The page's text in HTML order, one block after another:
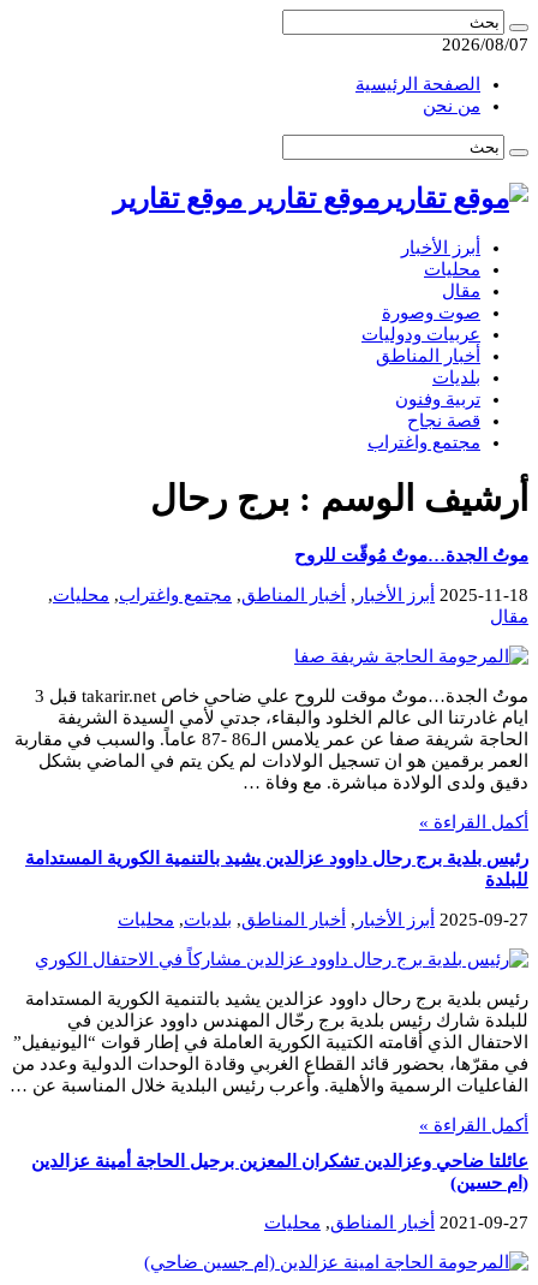
2026/08/07
الصفحة الرئيسية
من نحن
موقع تقارير موقع تقارير
أبرز الأخبار
محليات
مقال
صوت وصورة
عربيات ودوليات
أخبار المناطق
بلديات
تربية وفنون
قصة نجاح
مجتمع واغتراب
أرشيف الوسم : برج رحال
موتُ الجدة…موتٌ مُوقّت للروح
2025-11-18 أبرز الأخبار , أخبار المناطق, مجتمع واغتراب, محليات,
مقال
موتُ الجدة…موتٌ موقت للروح علي ضاحي خاص takarir.net قبل 3
ايام غادرتنا الى عالم الخلود والبقاء، جدتي لأمي السيدة الشريفة
الحاجة شريفة صفا عن عمر يلامس الـ86 -87 عاماً. والسبب في مقاربة
العمر برقمين هو ان تسجيل الولادات لم يكن يتم في الماضي بشكل
دقيق ولدى الولادة مباشرة. مع وفاة …
أكمل القراءة »
رئيس بلدية برج رحال داوود عزالدين يشيد بالتنمية الكورية المستدامة
للبلدة
2025-09-27 أبرز الأخبار , أخبار المناطق, بلديات, محليات
رئيس بلدية برج رحال داوود عزالدين يشيد بالتنمية الكورية المستدامة
للبلدة شارك رئيس بلدية برج رحّال المهندس داوود عزالدين في
الاحتفال الذي أقامته الكتيبة الكورية العاملة في إطار قوات “اليونيفيل”
في مقرّها، بحضور قائد القطاع الغربي وقادة الوحدات الدولية وعدد من
الفاعليات الرسمية والأهلية. وأعرب رئيس البلدية خلال المناسبة عن …
أكمل القراءة »
عائلتا ضاحي وعزالدين تشكران المعزين برحيل الحاجة أمينة عزالدين
(ام حسين)
2021-09-27 أخبار المناطق, محليات